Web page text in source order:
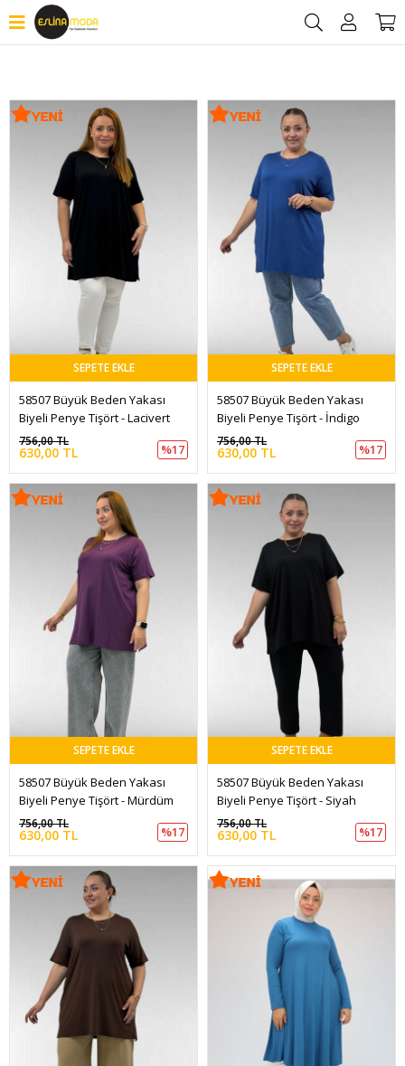
Filtrele
SEPETE EKLE
58507 Büyük Beden Yakası
Biyeli Penye Tişört - Lacivert
630,00 TL
756,00 TL
%17
SEPETE EKLE
58507 Büyük Beden Yakası
Biyeli Penye Tişört - İndigo
630,00 TL
756,00 TL
%17
SEPETE EKLE
58507 Büyük Beden Yakası
Biyeli Penye Tişört - Mürdüm
630,00 TL
756,00 TL
%17
SEPETE EKLE
58507 Büyük Beden Yakası
Biyeli Penye Tişört - Siyah
630,00 TL
756,00 TL
%17